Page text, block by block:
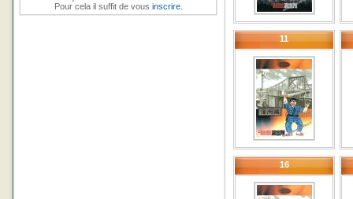
Pour cela il suffit de vous inscrire.
11
16